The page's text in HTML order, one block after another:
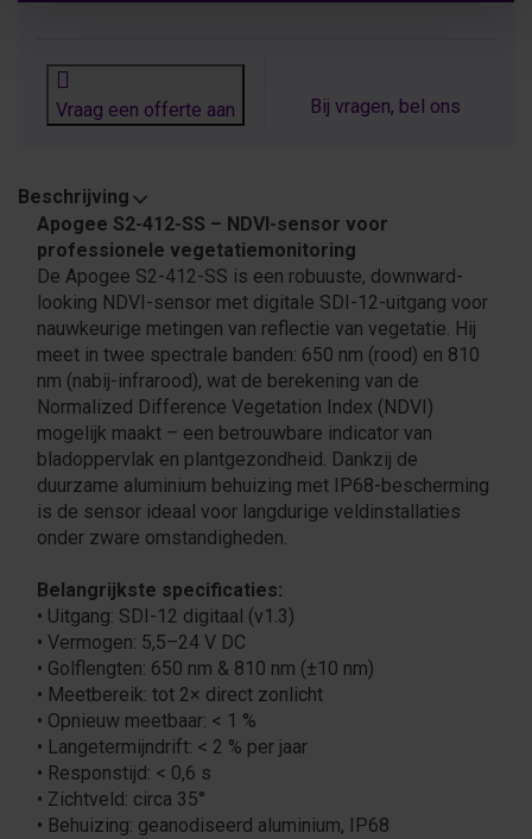
Vraag een offerte aan Bij vragen, bel ons
Beschrijving
Apogee S2-412-SS – NDVI-sensor voor
professionele vegetatiemonitoring
De Apogee S2-412-SS is een robuuste, downward-
looking NDVI-sensor met digitale SDI-12-uitgang voor
nauwkeurige metingen van reflectie van vegetatie. Hij
meet in twee spectrale banden: 650 nm (rood) en 810
nm (nabij-infrarood), wat de berekening van de
Normalized Difference Vegetation Index (NDVI)
mogelijk maakt – een betrouwbare indicator van
bladoppervlak en plantgezondheid. Dankzij de
duurzame aluminium behuizing met IP68-bescherming
is de sensor ideaal voor langdurige veldinstallaties
onder zware omstandigheden.
Belangrijkste specificaties:
• Uitgang: SDI-12 digitaal (v1.3)
• Vermogen: 5,5–24 V DC
• Golflengten: 650 nm & 810 nm (±10 nm)
• Meetbereik: tot 2× direct zonlicht
• Opnieuw meetbaar: < 1 %
• Langetermijndrift: < 2 % per jaar
• Responstijd: < 0,6 s
• Zichtveld: circa 35°
• Behuizing: geanodiseerd aluminium, IP68